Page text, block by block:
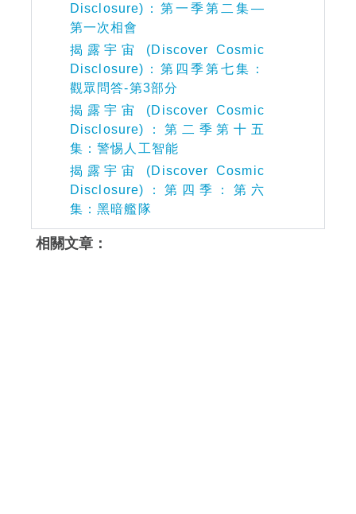
Disclosure)：第一季第二集—
第一次相會
揭露宇宙 (Discover Cosmic
Disclosure)：第四季第七集：
觀眾問答-第3部分
揭露宇宙 (Discover Cosmic
Disclosure)：第二季第十五
集：警惕人工智能
揭露宇宙 (Discover Cosmic
Disclosure)：第四季：第六
集：黑暗艦隊
相關文章：